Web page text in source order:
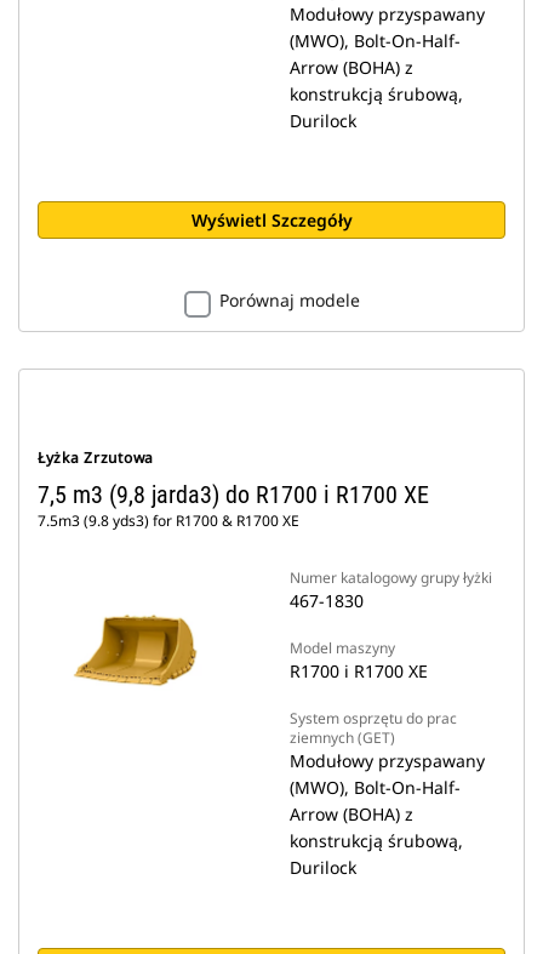
Modułowy przyspawany
(MWO), Bolt-On-Half-
Arrow (BOHA) z
konstrukcją śrubową,
Durilock
Wyświetl Szczegóły
Porównaj modele
Łyżka Zrzutowa
7,5 m3 (9,8 jarda3) do R1700 i R1700 XE
7.5m3 (9.8 yds3) for R1700 & R1700 XE
Numer katalogowy grupy łyżki
467-1830
Model maszyny
R1700 i R1700 XE
System osprzętu do prac
ziemnych (GET)
Modułowy przyspawany
(MWO), Bolt-On-Half-
Arrow (BOHA) z
konstrukcją śrubową,
Durilock